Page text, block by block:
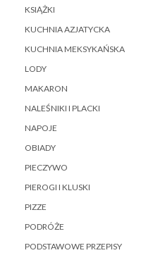
KSIĄŻKI
KUCHNIA AZJATYCKA
KUCHNIA MEKSYKAŃSKA
LODY
MAKARON
NALEŚNIKI I PLACKI
NAPOJE
OBIADY
PIECZYWO
PIEROGI I KLUSKI
PIZZE
PODRÓŻE
PODSTAWOWE PRZEPISY